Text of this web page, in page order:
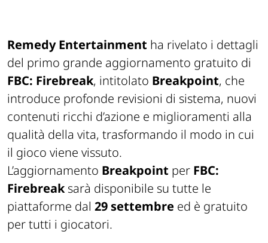
Remedy Entertainment ha rivelato i dettagli
del primo grande aggiornamento gratuito di
FBC: Firebreak, intitolato Breakpoint, che
introduce profonde revisioni di sistema, nuovi
contenuti ricchi d’azione e miglioramenti alla
qualità della vita, trasformando il modo in cui
il gioco viene vissuto.
L’aggiornamento Breakpoint per FBC:
Firebreaksarà disponibile su tutte le
piattaforme dal 29 settembre ed è gratuito
per tutti i giocatori.